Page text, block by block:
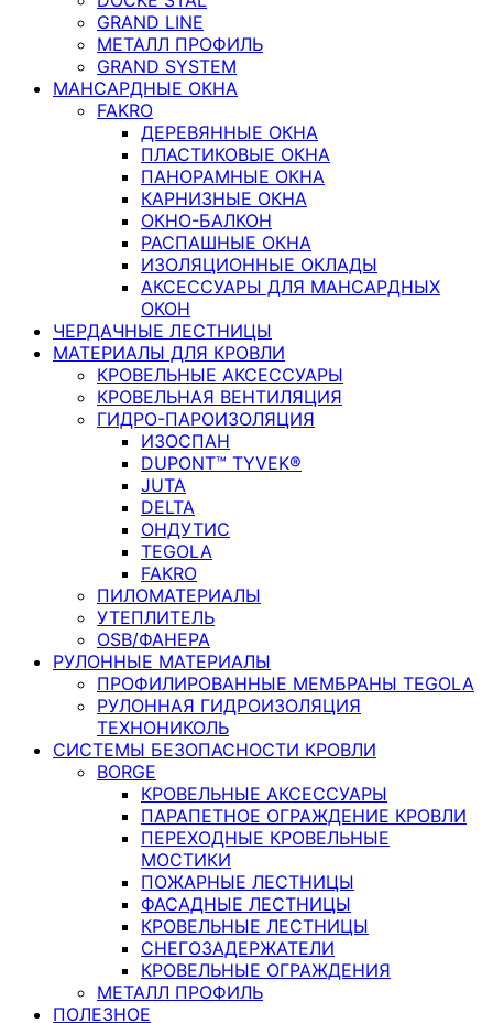
GRAND LINE
МЕТАЛЛ ПРОФИЛЬ
GRAND SYSTEM
МАНСАРДНЫЕ ОКНА
FAKRO
ДЕРЕВЯННЫЕ ОКНА
ПЛАСТИКОВЫЕ ОКНА
ПАНОРАМНЫЕ ОКНА
КАРНИЗНЫЕ ОКНА
ОКНО-БАЛКОН
РАСПАШНЫЕ ОКНА
ИЗОЛЯЦИОННЫЕ ОКЛАДЫ
АКСЕССУАРЫ ДЛЯ МАНСАРДНЫХ
ОКОН
ЧЕРДАЧНЫЕ ЛЕСТНИЦЫ
МАТЕРИАЛЫ ДЛЯ КРОВЛИ
КРОВЕЛЬНЫЕ АКСЕССУАРЫ
КРОВЕЛЬНАЯ ВЕНТИЛЯЦИЯ
ГИДРО-ПАРОИЗОЛЯЦИЯ
ИЗОСПАН
DUPONT™ TYVEK®
JUTA
DELTA
ОНДУТИС
TEGOLA
FAKRO
ПИЛОМАТЕРИАЛЫ
УТЕПЛИТЕЛЬ
OSB/ФАНЕРА
РУЛОННЫЕ МАТЕРИАЛЫ
ПРОФИЛИРОВАННЫЕ МЕМБРАНЫ TEGOLA
РУЛОННАЯ ГИДРОИЗОЛЯЦИЯ
ТЕХНОНИКОЛЬ
СИСТЕМЫ БЕЗОПАСНОСТИ КРОВЛИ
BORGE
КРОВЕЛЬНЫЕ АКСЕССУАРЫ
ПАРАПЕТНОЕ ОГРАЖДЕНИЕ КРОВЛИ
ПЕРЕХОДНЫЕ КРОВЕЛЬНЫЕ
МОСТИКИ
ПОЖАРНЫЕ ЛЕСТНИЦЫ
ФАСАДНЫЕ ЛЕСТНИЦЫ
КРОВЕЛЬНЫЕ ЛЕСТНИЦЫ
СНЕГОЗАДЕРЖАТЕЛИ
КРОВЕЛЬНЫЕ ОГРАЖДЕНИЯ
МЕТАЛЛ ПРОФИЛЬ
ПОЛЕЗНОЕ